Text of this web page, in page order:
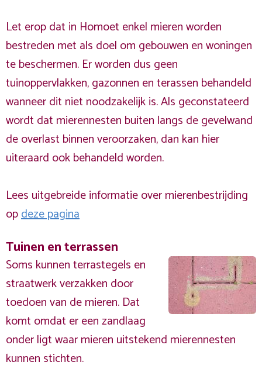
Let erop dat in Homoet enkel mieren worden
bestreden met als doel om gebouwen en woningen
te beschermen. Er worden dus geen
tuinoppervlakken, gazonnen en terassen behandeld
wanneer dit niet noodzakelijk is. Als geconstateerd
wordt dat mierennesten buiten langs de gevelwand
de overlast binnen veroorzaken, dan kan hier
uiteraard ook behandeld worden.
Lees uitgebreide informatie over mierenbestrijding
opdeze pagina
Tuinen en terrassen
Soms kunnen terrastegels en
straatwerk verzakken door
toedoen van de mieren. Dat
komt omdat er een zandlaag
onder ligt waar mieren uitstekend mierennesten
kunnen stichten.